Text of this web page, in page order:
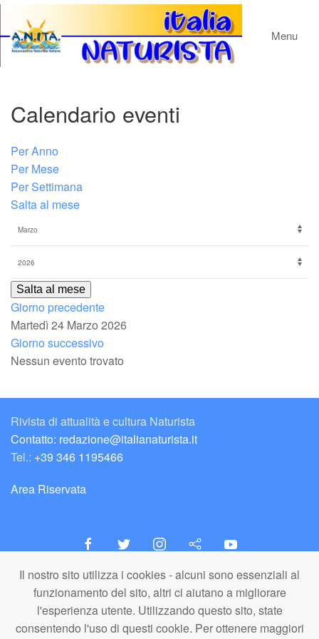
Il nostro sito utilizza i cookies - alcuni sono essenziali al
funzionamento del sito, altri ci aiutano a migliorare
l'esperienza utente. Utilizzando questo sito, state
consentendo l'uso di questi cookie. Per ottenere maggiori
Menu
Calendario eventi
Per Anno
Per Mese
Per Settimana
Salta al mese
Salta al mese
Giorno precedente
Martedì 24 Marzo 2026
Giorno successivo
Nessun evento trovato
Rivista di attualità e cultura Naturista
Contatto: redazione@italianaturista.it
Tel.: +39 346 1195466
Area Riservata
italiaNATURISTA
Editore e Redazione
A.N.ITA. Associazione Naturista Italiana (APS)
C.F. 80203710159